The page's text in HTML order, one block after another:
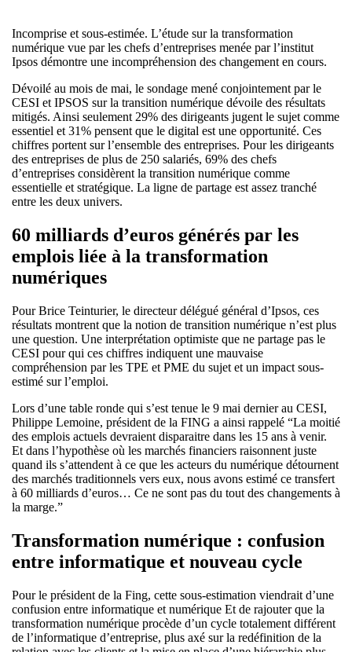
Incomprise et sous-estimée. L’étude sur la transformation
numérique vue par les chefs d’entreprises menée par l’institut
Ipsos démontre une incompréhension des changement en cours.
Dévoilé au mois de mai, le sondage mené conjointement par le
CESI et IPSOS sur la transition numérique dévoile des résultats
mitigés. Ainsi seulement 29% des dirigeants jugent le sujet comme
essentiel et 31% pensent que le digital est une opportunité. Ces
chiffres portent sur l’ensemble des entreprises. Pour les dirigeants
des entreprises de plus de 250 salariés, 69% des chefs
d’entreprises considèrent la transition numérique comme
essentielle et stratégique. La ligne de partage est assez tranché
entre les deux univers.
60 milliards d’euros générés par les
emplois liée à la transformation
numériques
Pour Brice Teinturier, le directeur délégué général d’Ipsos, ces
résultats montrent que la notion de transition numérique n’est plus
une question. Une interprétation optimiste que ne partage pas le
CESI pour qui ces chiffres indiquent une mauvaise
compréhension par les TPE et PME du sujet et un impact sous-
estimé sur l’emploi.
Lors d’une table ronde qui s’est tenue le 9 mai dernier au CESI,
Philippe Lemoine, président de la FING a ainsi rappelé “La moitié
des emplois actuels devraient disparaitre dans les 15 ans à venir.
Et dans l’hypothèse où les marchés financiers raisonnent juste
quand ils s’attendent à ce que les acteurs du numérique détournent
des marchés traditionnels vers eux, nous avons estimé ce transfert
à 60 milliards d’euros… Ce ne sont pas du tout des changements à
la marge.”
Transformation numérique : confusion
entre informatique et nouveau cycle
Pour le président de la Fing, cette sous-estimation viendrait d’une
confusion entre informatique et numérique Et de rajouter que la
transformation numérique procède d’un cycle totalement différent
de l’informatique d’entreprise, plus axé sur la redéfinition de la